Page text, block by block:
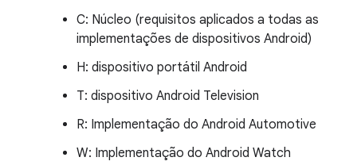
C: Núcleo (requisitos aplicados a todas as
implementações de dispositivos Android)
H: dispositivo portátil Android
T: dispositivo Android Television
R: Implementação do Android Automotive
W: Implementação do Android Watch